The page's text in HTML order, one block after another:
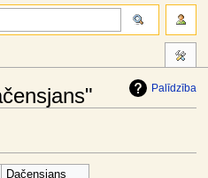
Palīdzība
Dačensjans